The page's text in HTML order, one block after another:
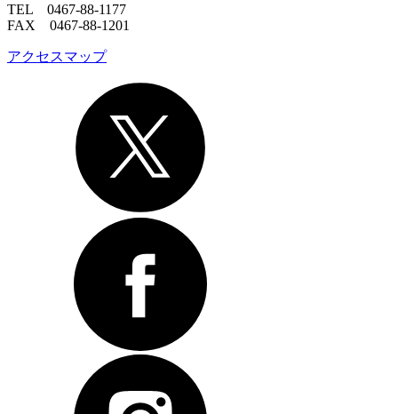
TEL 0467-88-1177
FAX 0467-88-1201
アクセスマップ